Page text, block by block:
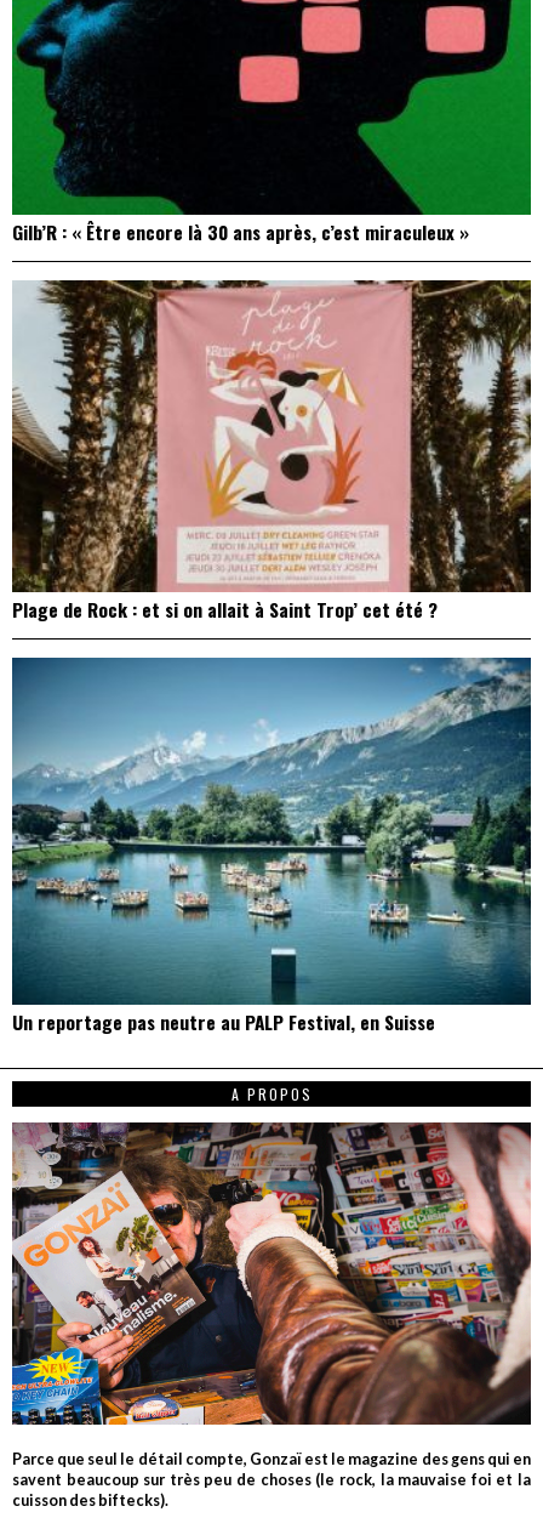
Gilb’R : « Être encore là 30 ans après, c’est miraculeux »
Plage de Rock : et si on allait à Saint Trop’ cet été ?
Un reportage pas neutre au PALP Festival, en Suisse
A PROPOS
Parce que seul le détail compte, Gonzaï est le magazine des gens qui en
savent beaucoup sur très peu de choses (le rock, la mauvaise foi et la
cuisson des biftecks).